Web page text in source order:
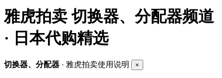
雅虎拍卖 切换器、分配器频道
· 日本代购精选
切换器、分配器 · 雅虎拍卖使用说明 ×